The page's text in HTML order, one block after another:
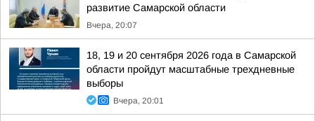
развитие Самарской области
Вчера, 20:07
18, 19 и 20 сентября 2026 года в Самарской
области пройдут масштабные трехдневные
выборы
Вчера, 20:01